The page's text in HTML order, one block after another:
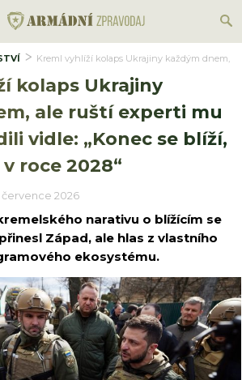
Kreml vyhlíží kolaps Ukrajiny každým dnem,
kolaps Ukrajiny
ale ruští experti mu
vidle: „Konec se blíží,
roce 2028“
července 2026
narativu o blížícím se
Západ, ale hlas z vlastního
ekosystému.